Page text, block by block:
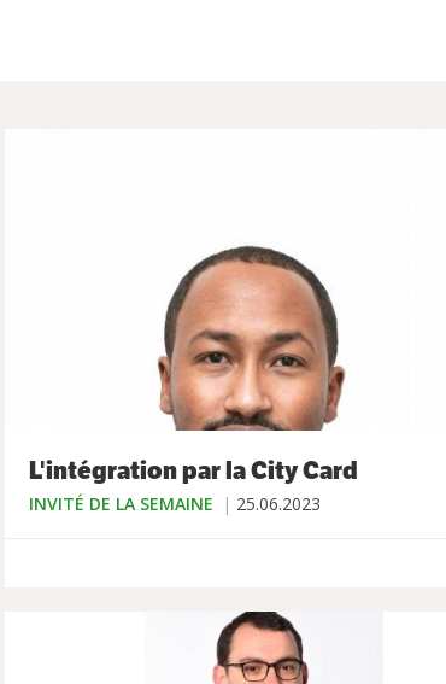
L'intégration par la City Card
INVITÉ DE LA SEMAINE 25.06.2023